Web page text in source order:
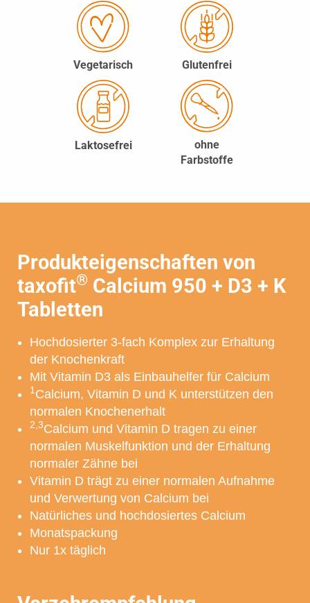
®Calcium 950 + D3 + K
Tabletten
Online-Versandhändler
* Sie verlassen jetzt unsere Website. Bitte beachten Sie, dass dieser Link eine
Website öffnet, für deren Inhalt die MCM Klosterfrau Vertriebsgesellschaft mbH nicht
verantwortlich ist und auf die unsere Datenschutzbestimmungen keine Anwendung
finden.
Vegetarisch Glutenfrei
Laktosefrei
ohne
Farbstoffe
Produkteigenschaften von
taxofit® Calcium 950 + D3 + K
Tabletten
Hochdosierter 3-fach Komplex zur Erhaltung
der Knochenkraft
Mit Vitamin D3 als Einbauhelfer für Calcium
1Calcium, Vitamin D und K unterstützen den
normalen Knochenerhalt
2,3Calcium und Vitamin D tragen zu einer
normalen Muskelfunktion und der Erhaltung
normaler Zähne bei
Vitamin D trägt zu einer normalen Aufnahme
und Verwertung von Calcium bei
Natürliches und hochdosiertes Calcium
Monatspackung
Nur 1x täglich